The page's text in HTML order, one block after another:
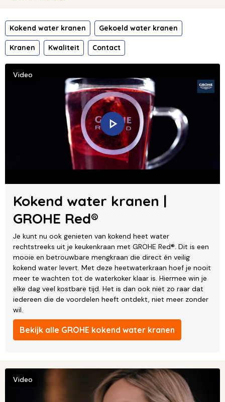
Kokend water kranen Gekoeld water kranen
Kranen Kwaliteit Contact
Kokend water kranen |
GROHE Red®
Je kunt nu ook genieten van kokend heet water
rechtstreeks uit je keukenkraan met GROHE Red®. Dit is een
mooie en betrouwbare mengkraan die direct én veilig
kokend water levert. Met deze heetwaterkraan hoef je nooit
meer te wachten tot de waterkoker klaar is. Hiermee win je
elke dag veel kostbare tijd. Het is dan ook niet zo raar dat
iedereen die de voordelen heeft ontdekt, niet meer zonder
wil.
Bekijk alle GROHE kokend water kranen
Video
Video